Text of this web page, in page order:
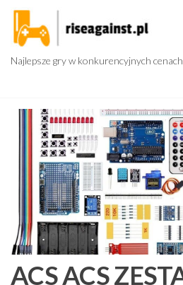
Przejdź
treści
Najlepsze gry w konkurencyjnych cenach
ACS ACS